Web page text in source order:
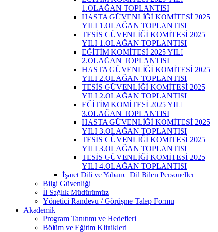
1.OLAĞAN TOPLANTISI
HASTA GÜVENLİĞİ KOMİTESİ 2025
YILI 1.OLAĞAN TOPLANTISI
TESİS GÜVENLİĞİ KOMİTESİ 2025
YILI 1.OLAĞAN TOPLANTISI
EĞİTİM KOMİTESİ 2025 YILI
2.OLAĞAN TOPLANTISI
HASTA GÜVENLİĞİ KOMİTESİ 2025
YILI 2.OLAĞAN TOPLANTISI
TESİS GÜVENLİĞİ KOMİTESİ 2025
YILI 2.OLAĞAN TOPLANTISI
EĞİTİM KOMİTESİ 2025 YILI
3.OLAĞAN TOPLANTISI
HASTA GÜVENLİĞİ KOMİTESİ 2025
YILI 3.OLAĞAN TOPLANTISI
TESİS GÜVENLİĞİ KOMİTESİ 2025
YILI 3.OLAĞAN TOPLANTISI
TESİS GÜVENLİĞİ KOMİTESİ 2025
YILI 4.OLAĞAN TOPLANTISI
İşaret Dili ve Yabancı Dil Bilen Personeller
Bilgi Güvenliği
İl Sağlık Müdürümüz
Yönetici Randevu / Görüşme Talep Formu
Akademik
Program Tanıtımı ve Hedefleri
Bölüm ve Eğitim Klinikleri